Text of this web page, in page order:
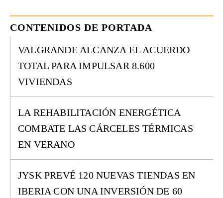
CONTENIDOS DE PORTADA
VALGRANDE ALCANZA EL ACUERDO
TOTAL PARA IMPULSAR 8.600
VIVIENDAS
LA REHABILITACIÓN ENERGÉTICA
COMBATE LAS CÁRCELES TÉRMICAS
EN VERANO
JYSK PREVÉ 120 NUEVAS TIENDAS EN
IBERIA CON UNA INVERSIÓN DE 60